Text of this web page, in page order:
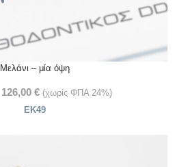
Μελάνι – μία όψη
126,00 € (χωρίς ΦΠΑ 24%)
ΕΚ49